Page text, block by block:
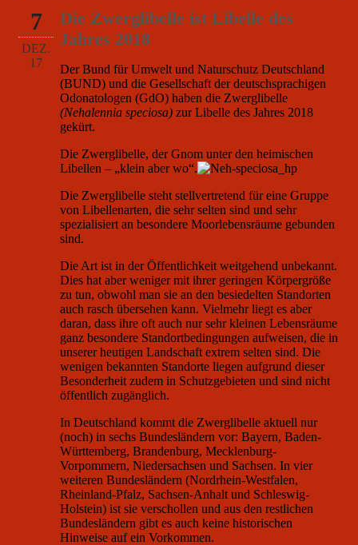
7
DEZ.
17
Die Zwerglibelle ist Libelle des
Jahres 2018
Der Bund für Umwelt und Naturschutz Deutschland
(BUND) und die Gesellschaft der deutschsprachigen
Odonatologen (GdO) haben die Zwerglibelle
(Nehalennia speciosa) zur Libelle des Jahres 2018
gekürt.
Die Zwerglibelle, der Gnom unter den heimischen
Libellen – „klein aber wo“.
Die Zwerglibelle steht stellvertretend für eine Gruppe
von Libellenarten, die sehr selten sind und sehr
spezialisiert an besondere Moorlebensräume gebunden
sind.
Die Art ist in der Öffentlichkeit weitgehend unbekannt.
Dies hat aber weniger mit ihrer geringen Körpergröße
zu tun, obwohl man sie an den besiedelten Standorten
auch rasch übersehen kann. Vielmehr liegt es aber
daran, dass ihre oft auch nur sehr kleinen Lebensräume
ganz besondere Standortbedingungen aufweisen, die in
unserer heutigen Landschaft extrem selten sind. Die
wenigen bekannten Standorte liegen aufgrund dieser
Besonderheit zudem in Schutzgebieten und sind nicht
öffentlich zugänglich.
In Deutschland kommt die Zwerglibelle aktuell nur
(noch) in sechs Bundesländern vor: Bayern, Baden-
Württemberg, Brandenburg, Mecklenburg-
Vorpommern, Niedersachsen und Sachsen. In vier
weiteren Bundesländern (Nordrhein-Westfalen,
Rheinland-Pfalz, Sachsen-Anhalt und Schleswig-
Holstein) ist sie verschollen und aus den restlichen
Bundesländern gibt es auch keine historischen
Hinweise auf ein Vorkommen.